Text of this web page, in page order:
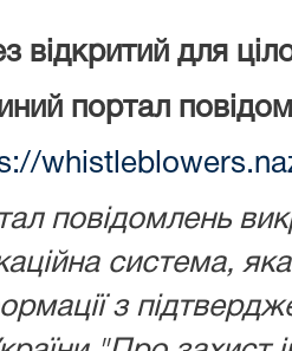
відкритий для
портал
повідомлень
система,
з